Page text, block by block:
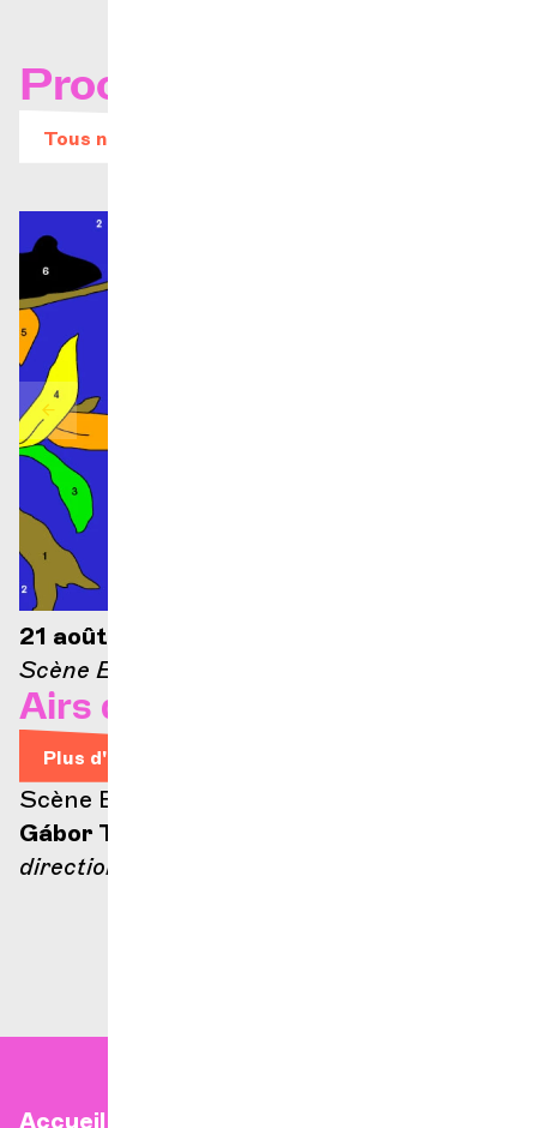
Prochains concerts
Tous nos évènements
21 août 2026 — 21h
Scène Ella-Fitzgerald
Airs d'Opéra
Plus d'infos
Scène Ella Fitzgerald
Gábor Takács-Nagy
direction
Accueil